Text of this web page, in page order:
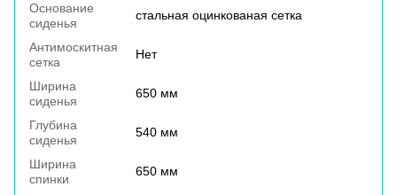
Основание
сиденья
стальная оцинкованая сетка
Антимоскитная
сетка
Нет
Ширина
сиденья
650 мм
Глубина
сиденья
540 мм
Ширина
спинки
650 мм